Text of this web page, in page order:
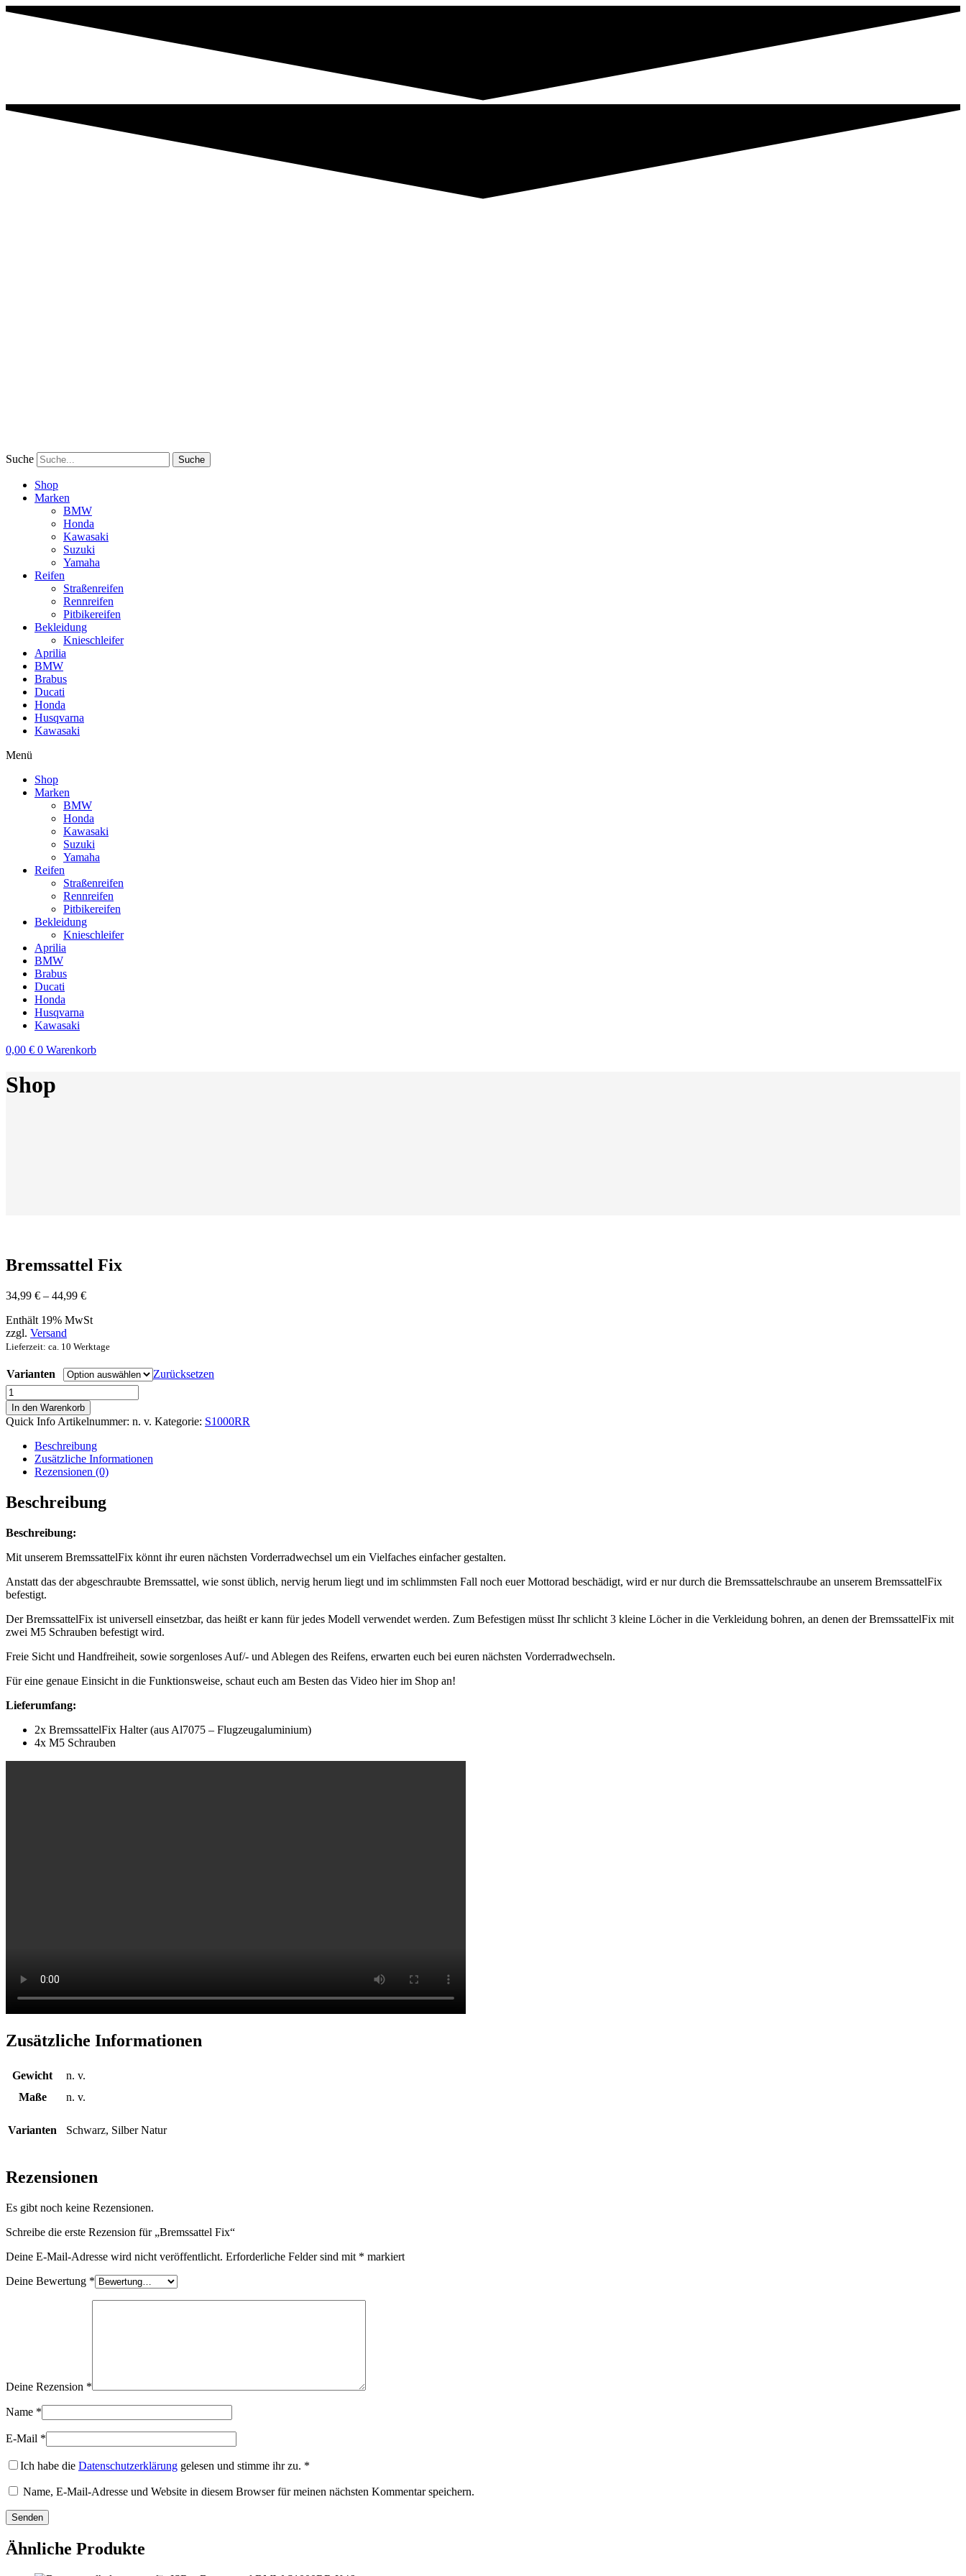
Suche Suche
Shop
Marken
BMW
Honda
Kawasaki
Suzuki
Yamaha
Reifen
Straßenreifen
Rennreifen
Pitbikereifen
Bekleidung
Knieschleifer
Aprilia
BMW
Brabus
Ducati
Honda
Husqvarna
Kawasaki
Menü
Shop
Marken
BMW
Honda
Kawasaki
Suzuki
Yamaha
Reifen
Straßenreifen
Rennreifen
Pitbikereifen
Bekleidung
Knieschleifer
Aprilia
BMW
Brabus
Ducati
Honda
Husqvarna
Kawasaki
0,00 € 0 Warenkorb
Shop
Bremssattel Fix
34,99 € – 44,99 €Preisspanne:
bis
Enthält 19% MwSt
zzgl. Versand
Lieferzeit: ca. 10 Werktage
Varianten
Zurücksetzen
Bremssattel
Fix
Menge
In den Warenkorb
Quick Info Artikelnummer: n. v. Kategorie: S1000RR
Beschreibung
Zusätzliche Informationen
Rezensionen (0)
Beschreibung
Beschreibung:
Mit unserem BremssattelFix könnt ihr euren nächsten Vorderradwechsel um ein Vielfaches einfacher gestalten.
Anstatt das der abgeschraubte Bremssattel, wie sonst üblich, nervig herum liegt und im schlimmsten Fall noch euer Mottorad beschädigt, wird er nur durch die Bremssattelschraube an unserem BremssattelFix
befestigt.
Der BremssattelFix ist universell einsetzbar, das heißt er kann für jedes Modell verwendet werden. Zum Befestigen müsst Ihr schlicht 3 kleine Löcher in die Verkleidung bohren, an denen der BremssattelFix mit
zwei M5 Schrauben befestigt wird.
Freie Sicht und Handfreiheit, sowie sorgenloses Auf/- und Ablegen des Reifens, erwarten euch bei euren nächsten Vorderradwechseln.
Für eine genaue Einsicht in die Funktionsweise, schaut euch am Besten das Video hier im Shop an!
Lieferumfang:
2x BremssattelFix Halter (aus Al7075 – Flugzeugaluminium)
4x M5 Schrauben
Zusätzliche Informationen
Gewicht
n. v.
Maße
n. v.
Varianten Schwarz, Silber Natur
Rezensionen
Es gibt noch keine Rezensionen.
Schreibe die erste Rezension für „Bremssattel Fix“
Deine E-Mail-Adresse wird nicht veröffentlicht. Erforderliche Felder sind mit * markiert
Deine Bewertung *
Deine Rezension *
Name *
E-Mail *
Ich habe die Datenschutzerklärung gelesen und stimme ihr zu. *
Name, E-Mail-Adresse und Website in diesem Browser für meinen nächsten Kommentar speichern.
Ähnliche Produkte